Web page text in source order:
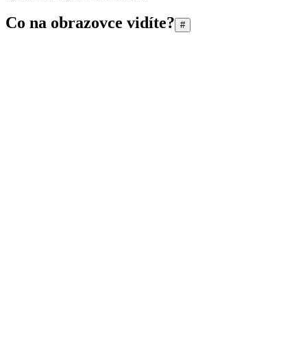
Co na obrazovce vidíte? #